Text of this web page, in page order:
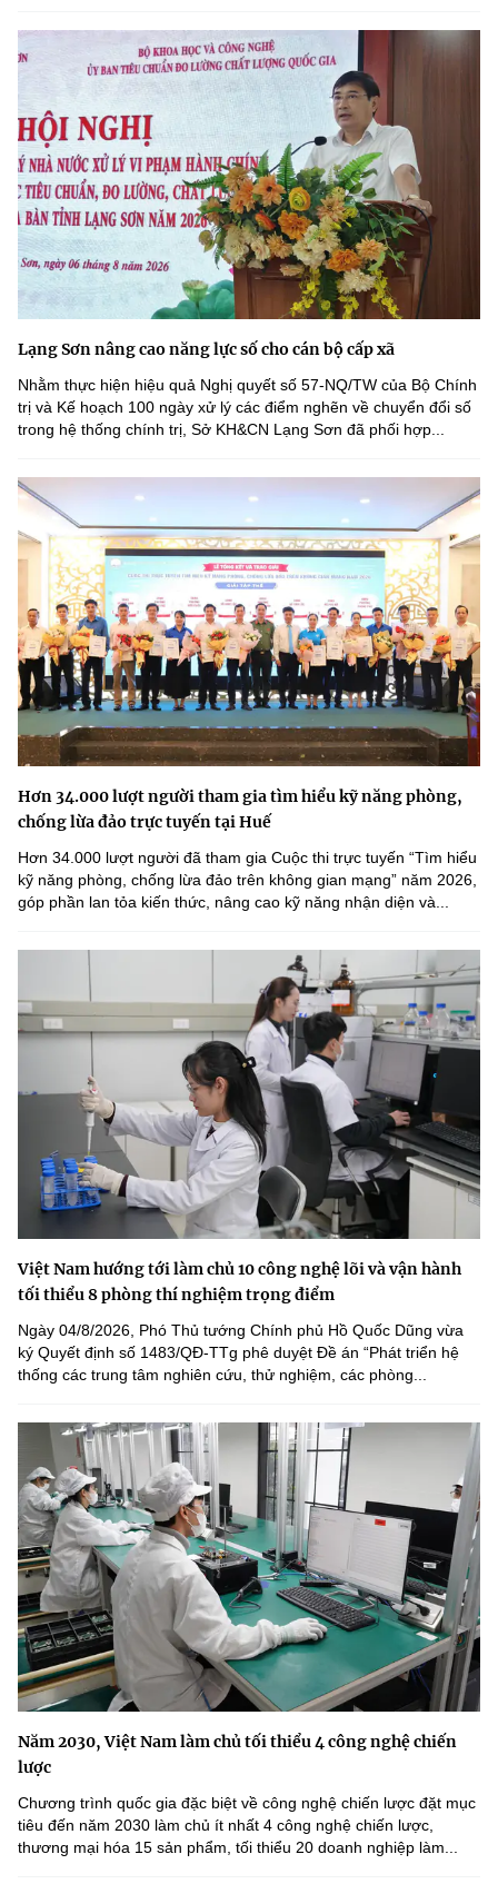
Lạng Sơn nâng cao năng lực số cho cán bộ cấp xã
Nhằm thực hiện hiệu quả Nghị quyết số 57-NQ/TW của Bộ Chính
trị và Kế hoạch 100 ngày xử lý các điểm nghẽn về chuyển đổi số
trong hệ thống chính trị, Sở KH&CN Lạng Sơn đã phối hợp...
Hơn 34.000 lượt người tham gia tìm hiểu kỹ năng phòng,
chống lừa đảo trực tuyến tại Huế
Hơn 34.000 lượt người đã tham gia Cuộc thi trực tuyến “Tìm hiểu
kỹ năng phòng, chống lừa đảo trên không gian mạng” năm 2026,
góp phần lan tỏa kiến thức, nâng cao kỹ năng nhận diện và...
Việt Nam hướng tới làm chủ 10 công nghệ lõi và vận hành
tối thiểu 8 phòng thí nghiệm trọng điểm
Ngày 04/8/2026, Phó Thủ tướng Chính phủ Hồ Quốc Dũng vừa
ký Quyết định số 1483/QĐ-TTg phê duyệt Đề án “Phát triển hệ
thống các trung tâm nghiên cứu, thử nghiệm, các phòng...
Năm 2030, Việt Nam làm chủ tối thiểu 4 công nghệ chiến
lược
Chương trình quốc gia đặc biệt về công nghệ chiến lược đặt mục
tiêu đến năm 2030 làm chủ ít nhất 4 công nghệ chiến lược,
thương mại hóa 15 sản phẩm, tối thiểu 20 doanh nghiệp làm...